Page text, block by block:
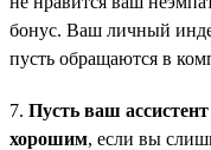
бонус. Ваш личный
пусть обращаются в
7. Пусть ваш
хорошим, если вы